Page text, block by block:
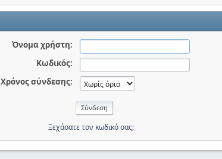
Όνομα χρήστη:
Κωδικός:
Χρόνος σύνδεσης:
Ξεχάσατε τον κωδικό σας;